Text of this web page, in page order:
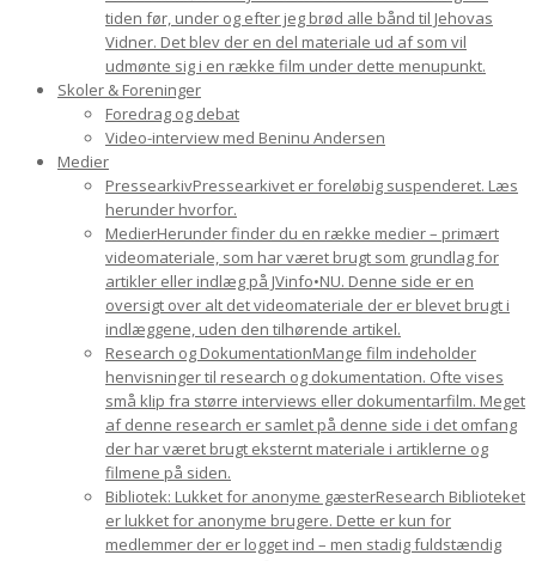
tiden før, under og efter jeg brød alle bånd til Jehovas
Vidner. Det blev der en del materiale ud af som vil
udmønte sig i en række film under dette menupunkt.
Skoler & Foreninger
Foredrag og debat
Video-interview med Beninu Andersen
Medier
PressearkivPressearkivet er foreløbig suspenderet. Læs
herunder hvorfor.
MedierHerunder finder du en række medier – primært
videomateriale, som har været brugt som grundlag for
artikler eller indlæg på JVinfo•NU. Denne side er en
oversigt over alt det videomateriale der er blevet brugt i
indlæggene, uden den tilhørende artikel.
Research og DokumentationMange film indeholder
henvisninger til research og dokumentation. Ofte vises
små klip fra større interviews eller dokumentarfilm. Meget
af denne research er samlet på denne side i det omfang
der har været brugt eksternt materiale i artiklerne og
filmene på siden.
Bibliotek: Lukket for anonyme gæsterResearch Biblioteket
er lukket for anonyme brugere. Dette er kun for
medlemmer der er logget ind – men stadig fuldstændig